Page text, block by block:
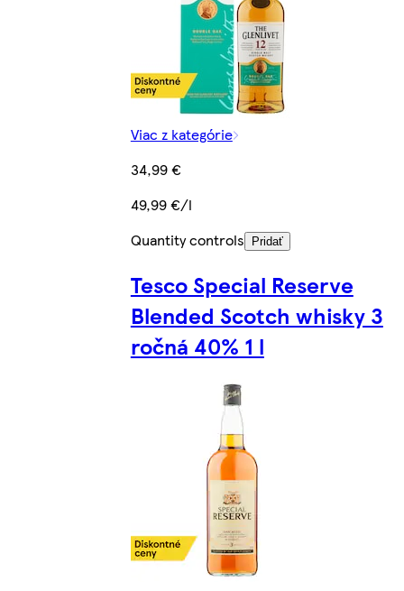
Viac z kategórie
34,99 €
49,99 €/l
Quantity controls
Pridať
Tesco Special Reserve
Blended Scotch whisky 3
ročná 40% 1 l